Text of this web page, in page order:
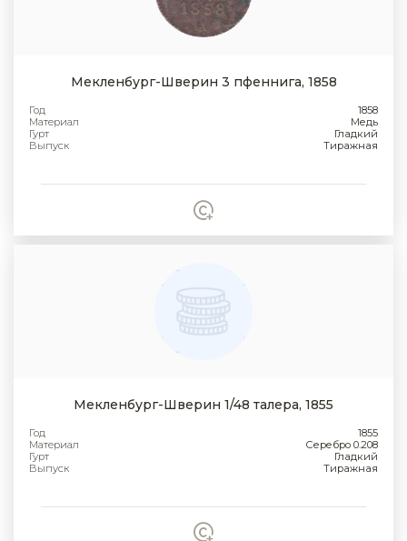
Мекленбург-Шверин 3 пфеннига, 1858
Год
1858
Материал
Медь
Гурт
Гладкий
Выпуск
Тиражная
Мекленбург-Шверин 1/48 талера, 1855
Год
1855
Материал
Серебро 0.208
Гурт
Гладкий
Выпуск
Тиражная